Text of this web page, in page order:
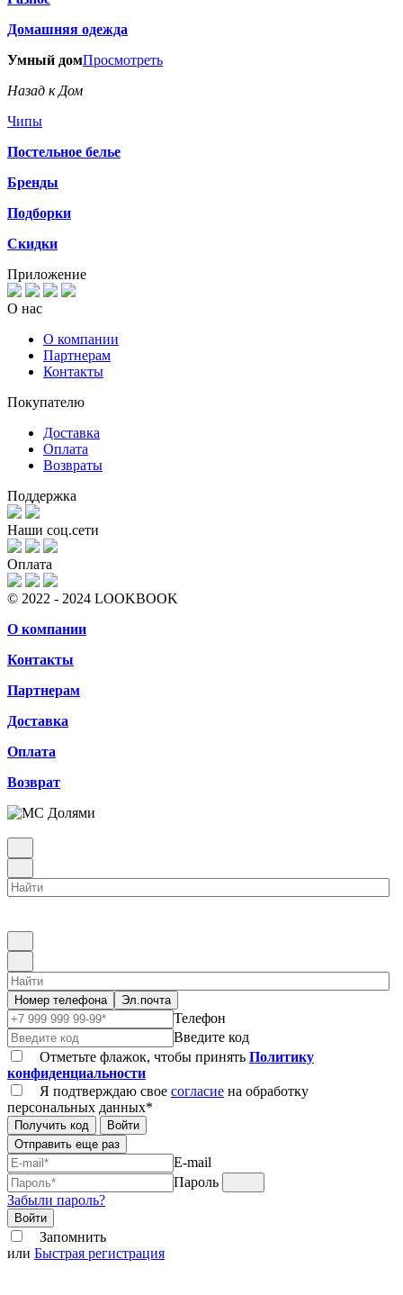
Домашняя одежда
Умный домПросмотреть
Назад к Дом
Чипы
Постельное белье
Бренды
Подборки
Скидки
Приложение
О нас
О компании
Партнерам
Контакты
Покупателю
Доставка
Оплата
Возвраты
Поддержка
Наши соц.сети
Оплата
© 2022 - 2024 LOOKBOOK
О компании
Контакты
Партнерам
Доставка
Оплата
Возврат
Номер телефона Эл.почта
Телефон
Введите код
Отметьте флажок, чтобы принять Политику
конфиденциальности
Я подтверждаю свое согласие на обработку
персональных данных*
Получить код
Войти
Отправить еще раз
E-mail
Пароль
Забыли пароль?
Войти
Запомнить
или Быстрая регистрация